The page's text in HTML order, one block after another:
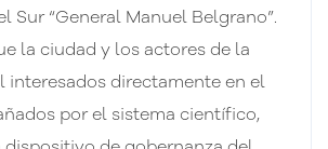
Sur “General Manuel Belgrano”.
la ciudad y los actores de la
interesados directamente en el
por el sistema científico,